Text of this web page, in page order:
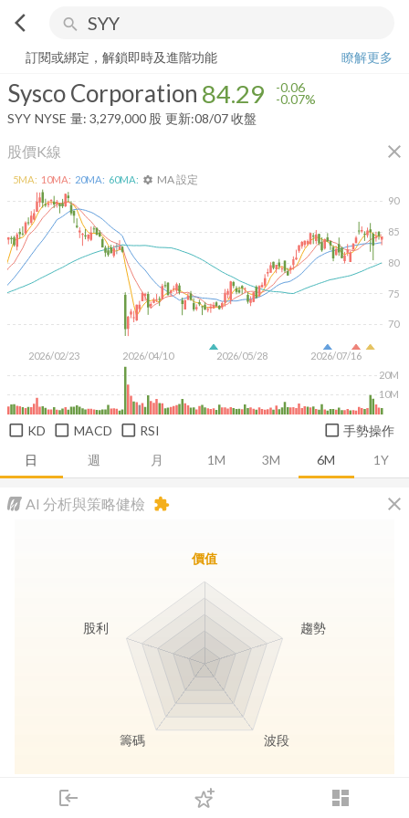
arrow_back_ios search
login dashboard
下單
Sysco Corporation
訂閱或綁定，解鎖即時及進階功能
瞭解更多
Sysco Corporation 84.29 -0.06
-0.07%
SYY NYSE 量: 3,279,000 股 更新:08/07 收盤
股價K線 close
日 週 月 1M 3M 6M 1Y
2026/02/23 2026/04/10 2026/05/28 2026/07/16
70
75
80
85
90
10M
20M
5MA: 10MA: 20MA: 60MA: settings MA 設定
KD MACD RSI 手勢操作
AI 分析與策略健檢 close
extension
長線價值 存股收息
價值
趨勢
波段
籌碼
股利